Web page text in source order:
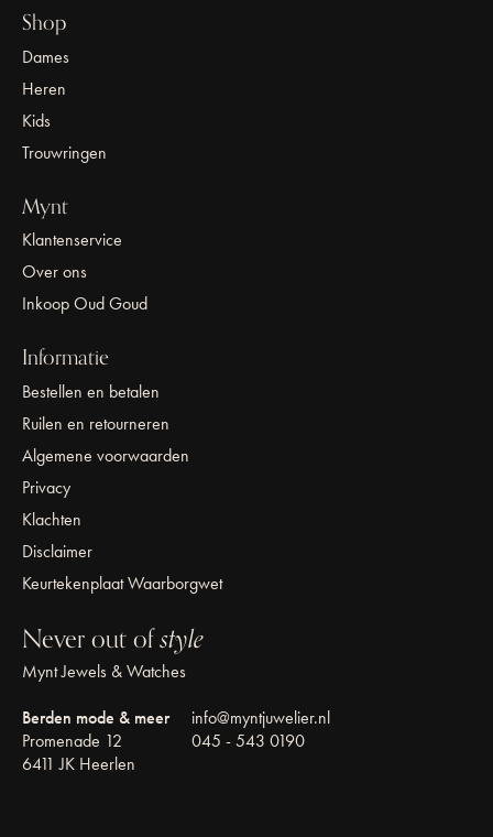
Shop
Dames
Heren
Kids
Trouwringen
Mynt
Klantenservice
Over ons
Inkoop Oud Goud
Informatie
Bestellen en betalen
Ruilen en retourneren
Algemene voorwaarden
Privacy
Klachten
Disclaimer
Keurtekenplaat Waarborgwet
Never out ofstyle
Mynt Jewels & Watches
Berden mode & meer
Promenade 12
6411 JK Heerlen
info@myntjuwelier.nl
045 - 543 0190